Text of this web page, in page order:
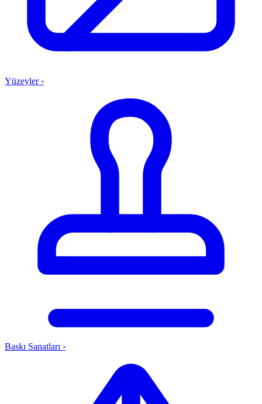
Yüzeyler ›
Baskı Sanatları ›